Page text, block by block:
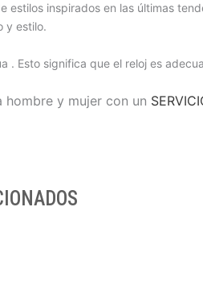
estilos inspirados en las últimas
y estilo.
. Esto significa que el reloj es
hombre y mujer con un